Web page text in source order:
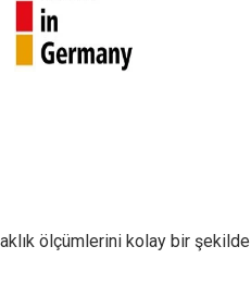
ölçümlerini kolay bir